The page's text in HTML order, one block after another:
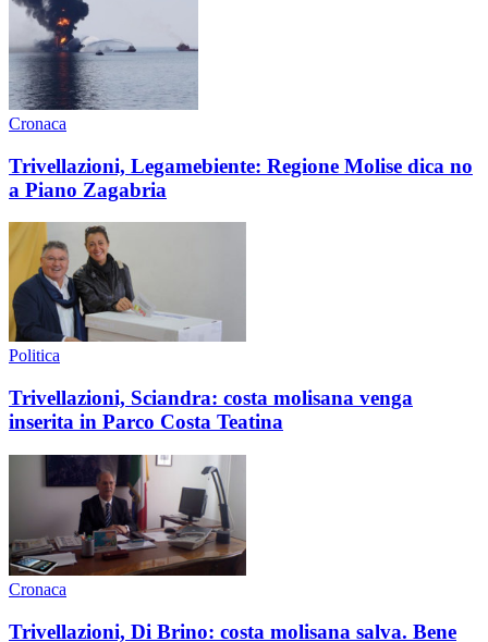
Cronaca
Trivellazioni, Legamebiente: Regione Molise dica no
a Piano Zagabria
Politica
Trivellazioni, Sciandra: costa molisana venga
inserita in Parco Costa Teatina
Cronaca
Trivellazioni, Di Brino: costa molisana salva. Bene